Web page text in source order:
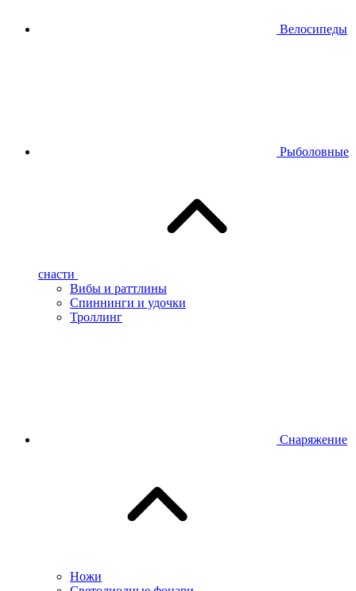
Велосипеды
Рыболовные
снасти
Вибы и раттлины
Спиннинги и удочки
Троллинг
Снаряжение
Ножи